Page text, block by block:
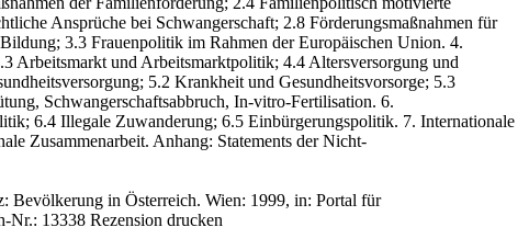
Ansprüche bei Schwangerschaft; 2.8 Förderungsmaßnahmen für
3.3 Frauenpolitik im Rahmen der Europäischen Union. 4.
Arbeitsmarkt und Arbeitsmarktpolitik; 4.4 Altersversorgung und
5.2 Krankheit und Gesundheitsvorsorge; 5.3
Schwangerschaftsabbruch, In-vitro-Fertilisation. 6.
6.4 Illegale Zuwanderung; 6.5 Einbürgerungspolitik. 7. Internationale
Zusammenarbeit. Anhang: Statements der Nicht-
: Bevölkerung in Österreich. Wien: 1999, in: Portal für
Nr.: 13338 Rezension drucken